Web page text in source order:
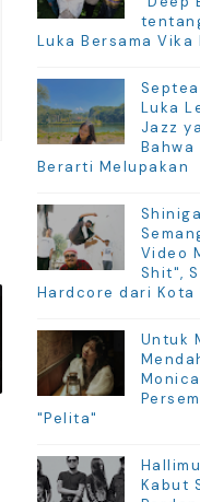
Luka Bersama Vika
Luka
Jazz
Bahwa
Berarti Melupakan
Video
Shit",
Hardcore dari Kota
Untuk
"Pelita"
Kabut